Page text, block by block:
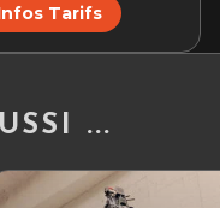
Tarifs
...